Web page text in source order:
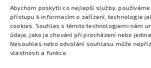
Abychom poskytli co nejlepší služby,
přístupu k informacím o zařízení, technologie
cookies. Souhlas s těmito technologiemi nám
údaje, jako je chování při procházení nebo
Nesouhlas nebo odvolání souhlasu může
vlastnosti a funkce.